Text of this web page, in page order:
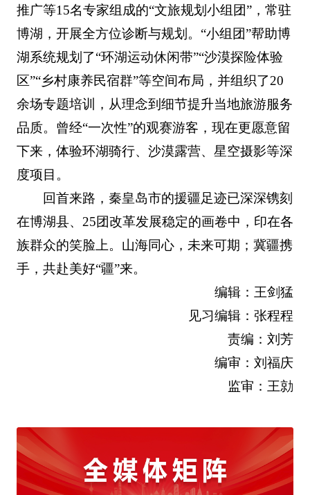
推广等15名专家组成的“文旅规划小组团”，常驻
博湖，开展全方位诊断与规划。“小组团”帮助博
湖系统规划了“环湖运动休闲带”“沙漠探险体验
区”“乡村康养民宿群”等空间布局，并组织了20
余场专题培训，从理念到细节提升当地旅游服务
品质。曾经“一次性”的观赛游客，现在更愿意留
下来，体验环湖骑行、沙漠露营、星空摄影等深
度项目。
回首来路，秦皇岛市的援疆足迹已深深镌刻
在博湖县、25团改革发展稳定的画卷中，印在各
族群众的笑脸上。山海同心，未来可期；冀疆携
手，共赴美好“疆”来。
编辑：王剑猛
见习编辑：张程程
责编：刘芳
编审：刘福庆
监审：王勍